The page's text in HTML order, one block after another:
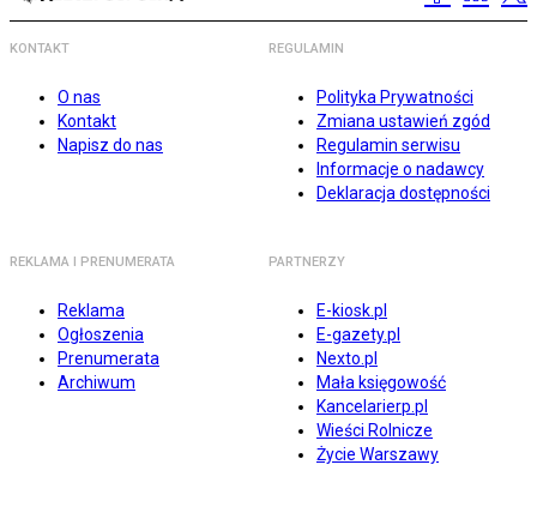
KONTAKT
O nas
Kontakt
Napisz do nas
REGULAMIN
Polityka Prywatności
Zmiana ustawień zgód
Regulamin serwisu
Informacje o nadawcy
Deklaracja dostępności
REKLAMA I PRENUMERATA
Reklama
Ogłoszenia
Prenumerata
Archiwum
PARTNERZY
E-kiosk.pl
E-gazety.pl
Nexto.pl
Mała księgowość
Kancelarierp.pl
Wieści Rolnicze
Życie Warszawy